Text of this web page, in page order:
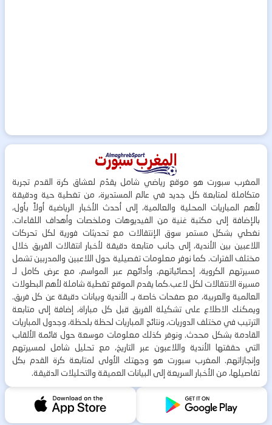
المغرب سبورت هو موقع رياضي شامل يقدّم لعشاق كرة القدم تجربة
متكاملة لمتابعة كل جديد في عالم المستديرة، من تغطية حية ودقيقة
لأهم المباريات المحلية والعالمية، إلى أحدث الأخبار الرياضية أولاً بأول،
بالإضافة إلى مكتبة غنية من الفيديوهات وملخصات وأهداف اللقاءات.
نغطي بشكل مستمر سوق الإنتقالات مع تحديثات فورية لكل تحركات
اللاعبين بين الأندية، إلى جانب متابعة دقيقة لأخبار انتقالات الفريق خلال
مختلف الفترات. كما نوفر معلومات تفصيلية حول اللاعبين والمدربين تشمل
مسيرتهم الكروية، إحصائياتهم، وأدائهم عبر المواسم، مع عرض كامل لـ
مسيرة الانتقالات لكل لاعب.كما يقدم الموقع تغطية شاملة لأهم البطولات
العالمية والعربية، مع صفحات خاصة بـ الأندية وبيانات دقيقة عن كل فريق.
ويمكنك الاطلاع على تشكيلة الفريق قبل كل مباراة، إضافة إلى متابعة
الترتيب في مختلف الدوريات، ونتائج المباريات لحظة بلحظة، وجدول المباريات
القادمة بشكل محدث. ونوفر كذلك معلومات موسعة حول قائمة الألقاب
التي حققتها الأندية واللاعبون عبر التاريخ، مع تحليل شامل لمسيرتهم
وإنجازاتهم. المغرب سبورت هو وجهتك الأولى لمتابعة كرة القدم بكل
تفاصيلها، من الأخبار السريعة إلى البيانات العميقة والتحليلات الدقيقة.